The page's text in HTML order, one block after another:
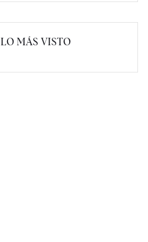
LO MÁS VISTO